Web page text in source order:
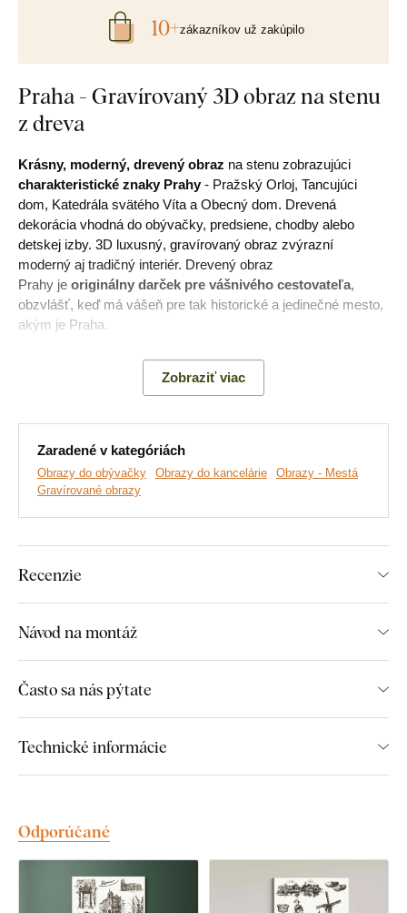
Praha - Gravírovaný 3D obraz na stenu
z dreva
Krásny, moderný, drevený obraz na stenu zobrazujúci
charakteristické znaky Prahy - Pražský Orloj, Tancujúci
dom, Katedrála svätého Víta a Obecný dom. Drevená
dekorácia vhodná do obývačky, predsiene, chodby alebo
detskej izby. 3D luxusný, gravírovaný obraz zvýrazní
moderný aj tradičný interiér. Drevený obraz
Prahy je originálny darček pre vášnivého cestovateľa,
obzvlášť, keď má vášeň pre tak historické a jedinečné mesto,
akým je Praha.
laserovou technológiou. Vďaka tomu dosahujeme na
hmatateľný na dotyk.Oživte prázdne steny jedinečným
umeleckým dielom.
Hlavné výhody produktu:
Výborný darček pre cestovateľa
Skvele sa hodí do obývačky
Ekologická výroba z dreva
Montáž, ktorú zvládne každý:
jednoducho zavesíte na stenu. Ich počet závisí od veľkosti
obrazu.
Zobraziť viac
10+zákazníkov už zakúpilo
Zaradené v kategóriách
Obrazy do obývačky Obrazy do kancelárie
Obrazy - Mestá
Gravírované obrazy
Recenzie
Návod na montáž
Často sa nás pýtate
Technické informácie
Odporúčané